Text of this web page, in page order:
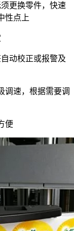
更换零件，快速
性点上
动校正或报警及
调速，根据需要调
便